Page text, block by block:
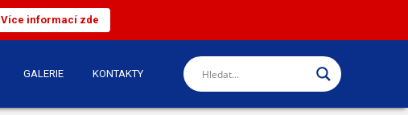
Více informací zde
GALERIE KONTAKTY